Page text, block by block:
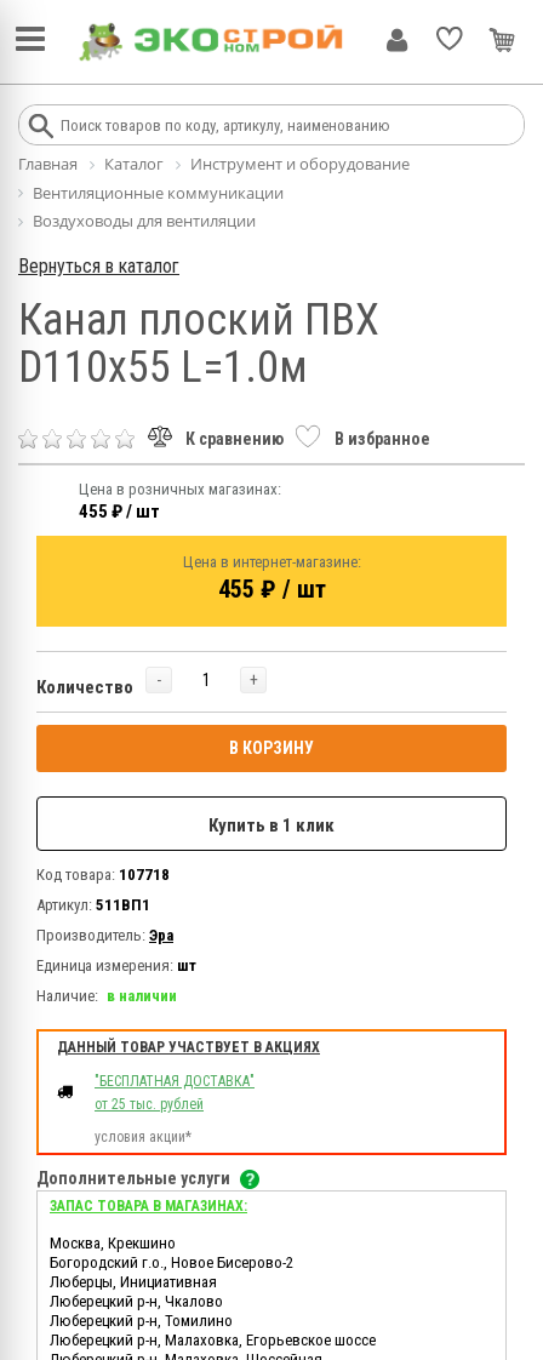
Главная Каталог
Инструмент и оборудование
Вентиляционные коммуникации
Воздуховоды для вентиляции
Вернуться в каталог
Канал плоский ПВХ
D110х55 L=1.0м
К сравнению В избранное
Цена в розничных магазинах:
455 ₽ / шт
Цена в интернет-магазине:
455 ₽ / шт
Количество - +
В КОРЗИНУ
Купить в 1 клик
Код товара: 107718
Артикул: 511ВП1
Производитель: Эра
Единица измерения: шт
Наличие: в наличии
ДАННЫЙ ТОВАР УЧАСТВУЕТ В АКЦИЯХ
"БЕСПЛАТНАЯ ДОСТАВКА"
от 25 тыс. рублей
условия акции*
Дополнительные услуги
ЗАПАС ТОВАРА В МАГАЗИНАХ:
Москва, Крекшино
Богородский г.о., Новое Бисерово-2
Люберцы, Инициативная
Люберецкий р-н, Чкалово
Люберецкий р-н, Томилино
Люберецкий р-н, Малаховка, Егорьевское шоссе